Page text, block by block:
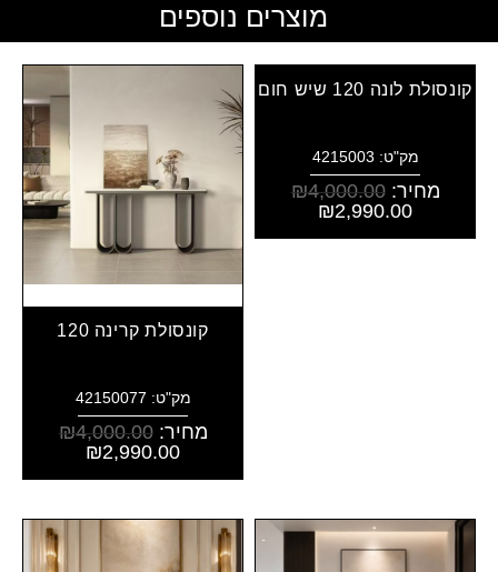
מוצרים נוספים
קונסולת לונה 120 שיש חום
מק"ט: 4215003
מחיר: ₪4,000.00
₪2,990.00
קונסולת קרינה 120
מק"ט: 42150077
מחיר: ₪4,000.00
₪2,990.00